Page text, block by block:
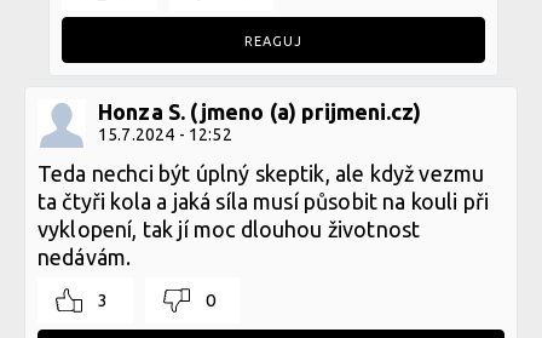
REAGUJ
Honza S. (jmeno (a) prijmeni.cz)
15.7.2024 - 12:52
Teda nechci být úplný skeptik, ale když vezmu
ta čtyři kola a jaká síla musí působit na kouli při
vyklopení, tak jí moc dlouhou životnost
nedávám.
3 0